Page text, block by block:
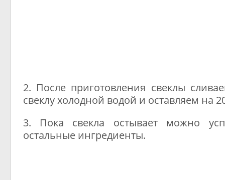
2. После приготовления свеклы
свеклу холодной водой и оставляем на
3. Пока свекла остывает можно
остальные ингредиенты.